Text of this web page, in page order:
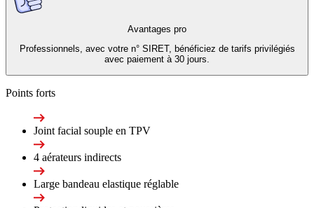
Avantages pro
Professionnels, avec votre n° SIRET, bénéficiez de tarifs privilégiés
avec paiement à 30 jours.
Points forts
Joint facial souple en TPV
4 aérateurs indirects
Large bandeau elastique réglable